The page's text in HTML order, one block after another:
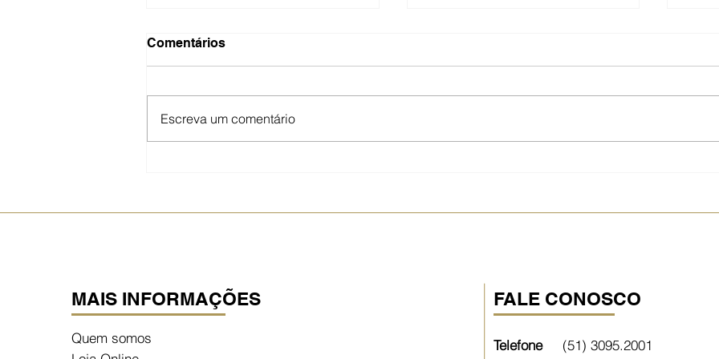
Comentários
Escreva um comentário
MAIS INFORMAÇÕES
Quem somos
FALE CONOSCO
Telefone(51) 3095.2001